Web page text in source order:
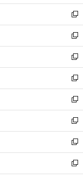
開
く
ウ
で
開
く
ウ
ィ
ン
ド
ウ
で
開
く
し
い
ウ
ィ
ン
ド
ウ
で
開
く
新
し
い
ウ
ィ
ン
ド
ウ
で
開
く
新
し
い
ウ
ィ
ン
ド
ウ
で
開
く
新
し
い
ウ
ィ
ン
ド
ウ
で
開
く
新
し
い
ウ
ィ
ン
ド
ウ
で
開
新
し
い
ウ
ィ
ン
ド
ウ
新
し
い
ウ
ィ
ン
新
し
い
ウ
新
し